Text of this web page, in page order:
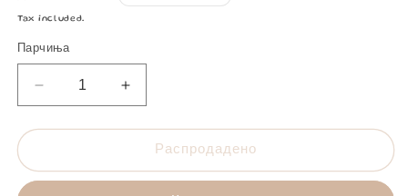
цена
Tax included.
Парчиња
Парчиња
Баланс
Скутер
Maт
Парчиња
Баланс
Скутер
Maт
Распродадено